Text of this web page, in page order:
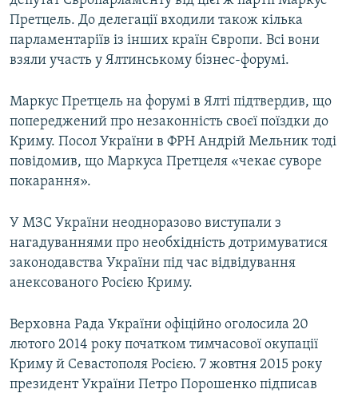
Претцель. До делегації входили також кілька
парламентаріїв із інших країн Європи. Всі вони
взяли участь у Ялтинському бізнес-форумі.
Маркус Претцель на форумі в Ялті підтвердив, що
попереджений про незаконність своєї поїздки до
Криму. Посол України в ФРН Андрій Мельник тоді
повідомив, що Маркуса Претцеля «чекає суворе
покарання».
У МЗС України неодноразово виступали з
нагадуваннями про необхідність дотримуватися
законодавства України під час відвідування
анексованого Росією Криму.
Верховна Рада України офіційно оголосила 20
лютого 2014 року початком тимчасової окупації
Криму й Севастополя Росією. 7 жовтня 2015 року
президент України Петро Порошенко підписав